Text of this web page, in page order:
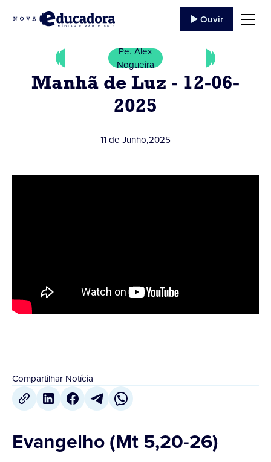
▶️ Ouvir
Pe. Alex
Nogueira
Manhã de Luz - 12-06-
2025
11 de Junho,2025
Compartilhar Notícia
Evangelho (Mt 5,20-26)